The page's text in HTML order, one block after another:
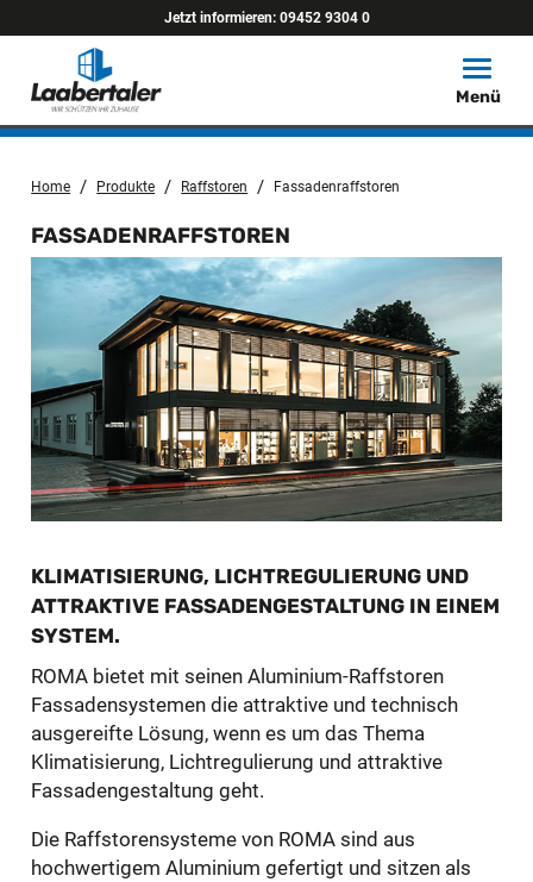
Jetzt informieren: 09452 9304 0
Menü
Home / Produkte / Raffstoren / Fassadenraffstoren
FASSADENRAFFSTOREN
KLIMATISIERUNG, LICHTREGULIERUNG UND
ATTRAKTIVE FASSADENGESTALTUNG IN EINEM
SYSTEM.
ROMA bietet mit seinen Aluminium-Raffstoren
Fassadensystemen die attraktive und technisch
ausgereifte Lösung, wenn es um das Thema
Klimatisierung, Lichtregulierung und attraktive
Fassadengestaltung geht.
Die Raffstorensysteme von ROMA sind aus
hochwertigem Aluminium gefertigt und sitzen als